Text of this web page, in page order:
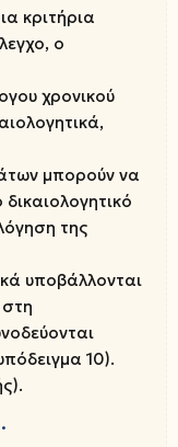
κριτήρια
ο
χρονικού
μπορούν να
της
υποβάλλονται
10).